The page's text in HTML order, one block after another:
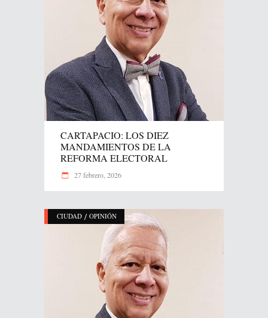
CARTAPACIO: LOS DIEZ
MANDAMIENTOS DE LA
REFORMA ELECTORAL
27 febrero, 2026
CIUDAD / OPINIÓN